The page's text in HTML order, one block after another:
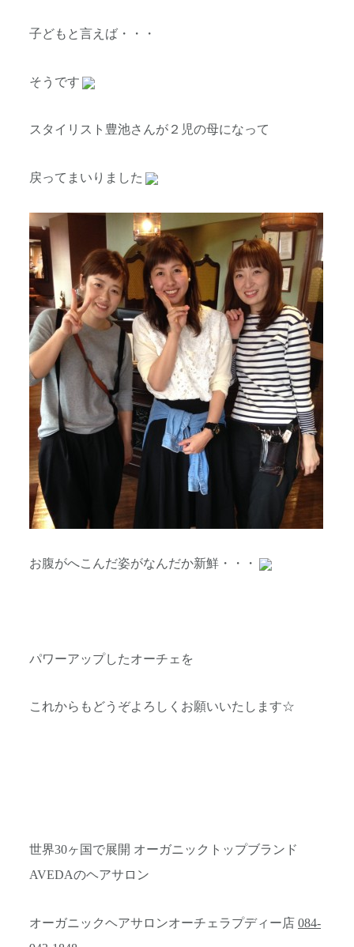
子どもと言えば・・・
そうです
スタイリスト豊池さんが２児の母になって
戻ってまいりました
お腹がへこんだ姿がなんだか新鮮・・・
パワーアップしたオーチェを
これからもどうぞよろしくお願いいたします☆
世界30ヶ国で展開 オーガニックトップブランド
AVEDAのヘアサロン
オーガニックヘアサロンオーチェラプディー店 084-